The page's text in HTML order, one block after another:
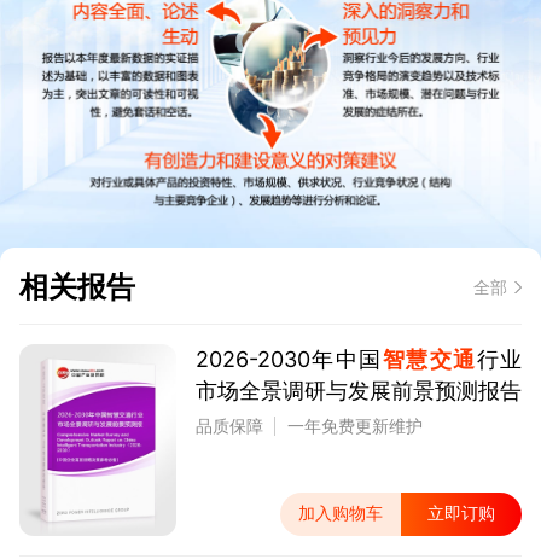
相关报告 全部
2026-2030年中国 智慧交通行业
市场全景调研与发展前景预测报告
品质保障 一年免费更新维护
加入购物车 立即订购